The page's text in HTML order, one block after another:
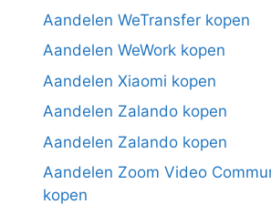
Aandelen WeTransfer kopen
Aandelen WeWork kopen
Aandelen Xiaomi kopen
Aandelen Zalando kopen
Aandelen Zalando kopen
Aandelen Zoom Video
kopen